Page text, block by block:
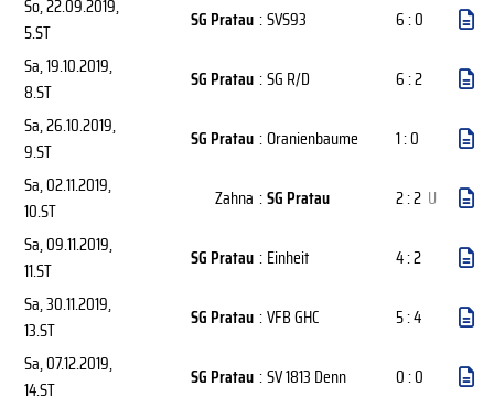
So, 22.09.2019,
5.ST
SG Pratau :SVS93
6 : 0
Sa, 19.10.2019,
8.ST
SG Pratau :SG R/D
6 : 2
Sa, 26.10.2019,
9.ST
SG Pratau :Oranienbaume
1 : 0
Sa, 02.11.2019,
10.ST
Zahna :SG Pratau 2 : 2 U
Sa, 09.11.2019,
11.ST
SG Pratau : Einheit
4 : 2
Sa, 30.11.2019,
13.ST
SG Pratau :VFB GHC
5 : 4
Sa, 07.12.2019,
14.ST
SG Pratau :SV 1813 Denn
0 : 0